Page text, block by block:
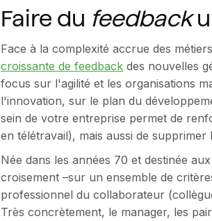
Faire du feedback
Face à la complexité accrue des
croissante de feedback des nouvelles
focus sur l'agilité et les organisations
l'innovation, sur le plan du
sein de votre entreprise permet de
en télétravail), mais aussi de
Née dans les années 70 et destinée
croisement –sur un ensemble de
professionnel du collaborateur
Très concrètement, le manager, les